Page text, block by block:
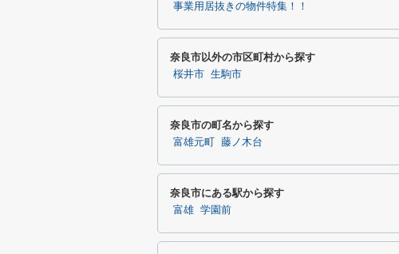
事業用居抜きの物件特集！！
奈良市以外の市区町村から探す
桜井市 生駒市
奈良市の町名から探す
富雄元町 藤ノ木台
奈良市にある駅から探す
富雄 学園前